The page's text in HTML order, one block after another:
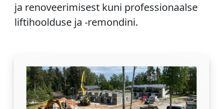
ja renoveerimisest kuni professionaalse
liftihoolduse ja -remondini.